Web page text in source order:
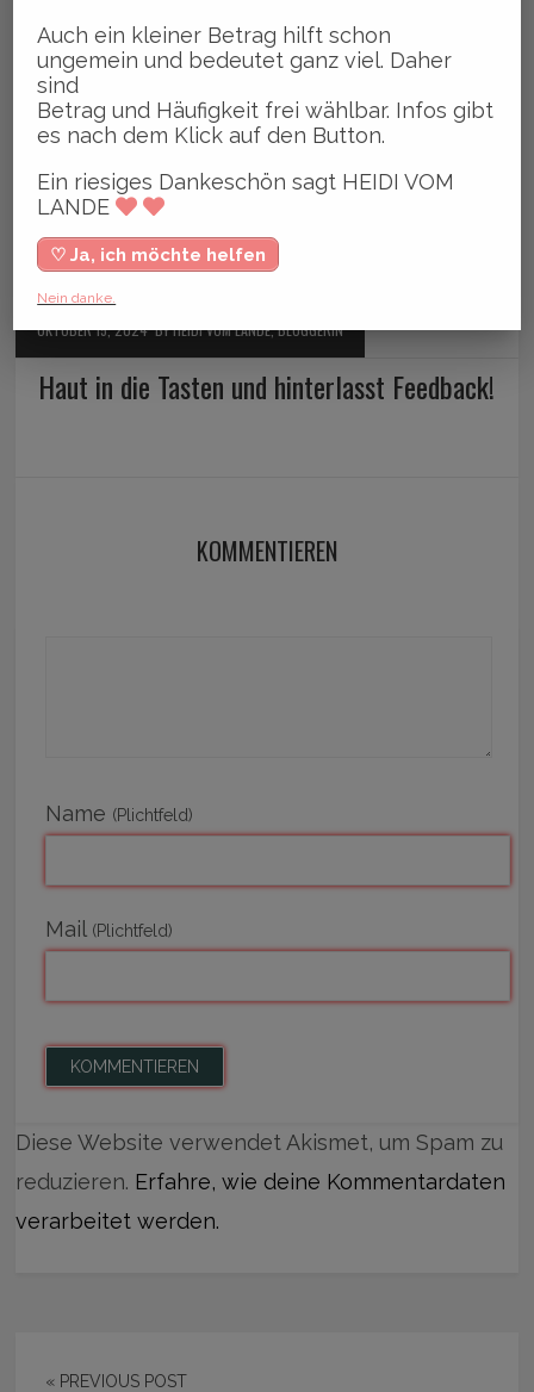
OKTOBER 15, 2024 BY HEIDI VOM LANDE, BLOGGERIN
Haut in die Tasten und hinterlasst Feedback!
KOMMENTIEREN
Name (Plichtfeld)
Mail (Plichtfeld)
Diese Website verwendet Akismet, um Spam zu
reduzieren. Erfahre, wie deine Kommentardaten
verarbeitet werden.
« PREVIOUS POST
Auch ein kleiner Betrag hilft schon
ungemein und bedeutet ganz viel. Daher
sind
Betrag und Häufigkeit frei wählbar. Infos gibt
es nach dem Klick auf den Button.
Ein riesiges Dankeschön sagt HEIDI VOM
LANDE
♡ Ja, ich möchte helfen
Nein danke.